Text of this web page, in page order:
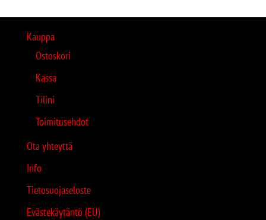
Kauppa
Ostoskori
Kassa
Tilini
Toimitusehdot
Ota yhteyttä
Info
Tietosuojaseloste
Evästekäytäntö (EU)